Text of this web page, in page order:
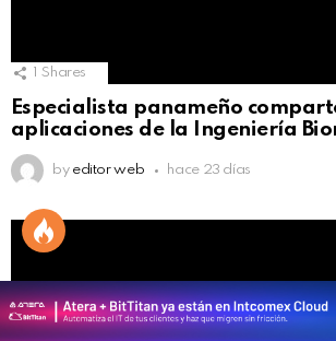
Shares
Especialista panameño
aplicaciones de la Ingeniería
by editor web hace 23 días